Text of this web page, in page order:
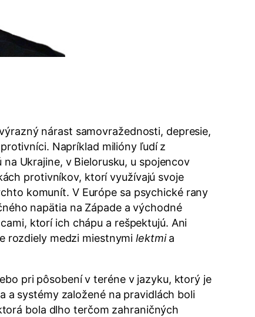
nárast samovražednosti, depresie,
Napríklad milióny ľudí z
Ukrajine, v Bielorusku, u spojencov
protivníkov, ktorí využívajú svoje
komunít. V Európe sa psychické rany
napätia na Západe a východné
ktorí ich chápu a rešpektujú. Ani
rozdiely medzi miestnymilektmia
pri pôsobení v teréne v jazyku, ktorý je
a systémy založené na pravidlách boli
bola dlho terčom zahraničných